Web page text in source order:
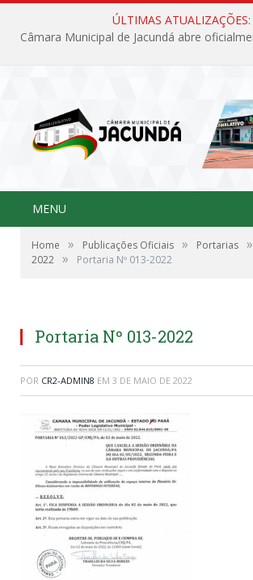
ÚLTIMAS ATUALIZAÇÕES:
MENU
Home » Publicações Oficiais » Portarias »
2022 » Portaria Nº 013-2022
Portaria Nº 013-2022
POR CR2-ADMIN8 EM 3 DE MAIO DE 2022